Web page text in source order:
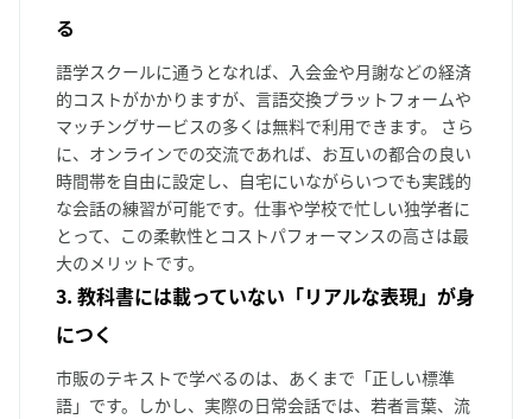
る
語学スクールに通うとなれば、入会金や月謝などの経済
的コストがかかりますが、言語交換プラットフォームや
マッチングサービスの多くは無料で利用できます。 さら
に、オンラインでの交流であれば、お互いの都合の良い
時間帯を自由に設定し、自宅にいながらいつでも実践的
な会話の練習が可能です。仕事や学校で忙しい独学者に
とって、この柔軟性とコストパフォーマンスの高さは最
大のメリットです。
3. 教科書には載っていない「リアルな表現」が身
につく
市販のテキストで学べるのは、あくまで「正しい標準
語」です。しかし、実際の日常会話では、若者言葉、流